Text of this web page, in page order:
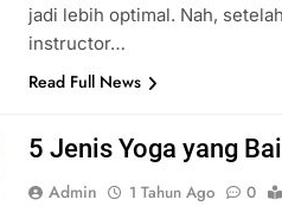
jadi lebih optimal. Nah,
instructor…
Read Full News
5 Jenis Yoga yang
Admin 1 Tahun Ago 0